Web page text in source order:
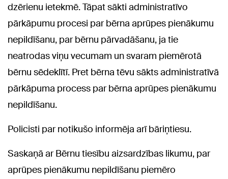
dzērienu ietekmē. Tāpat sākti administratīvo
pārkāpumu procesi par bērna aprūpes pienākumu
nepildīšanu, par bērnu pārvadāšanu, ja tie
neatrodas viņu vecumam un svaram piemērotā
bērnu sēdeklītī. Pret bērna tēvu sākts administratīvā
pārkāpuma process par bērna aprūpes pienākumu
nepildīšanu.
Policisti par notikušo informēja arī bāriņtiesu.
Saskaņā ar Bērnu tiesību aizsardzības likumu, par
aprūpes pienākumu nepildīšanu piemēro